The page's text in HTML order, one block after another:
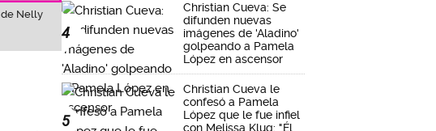
de Nelly
4
Christian Cueva: Se
difunden nuevas
imágenes de 'Aladino'
golpeando a Pamela
López en ascensor
5
Christian Cueva le
confesó a Pamela
López que le fue infiel
con Melissa Klug: "Él